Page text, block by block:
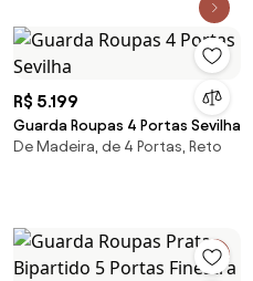
R$ 5.199
Guarda Roupas 4 Portas Sevilha
De Madeira, de 4 Portas, Reto